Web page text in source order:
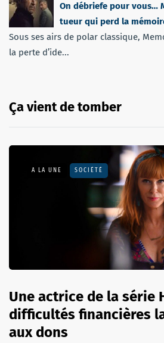
On débriefe pour vous…
tueur qui perd la
Sous ses airs de polar classique,
la perte d’ide...
Ça vient de tomber
A LA UNE SOCIÉTÉ
Une actrice de la série
difficultés financières
aux dons